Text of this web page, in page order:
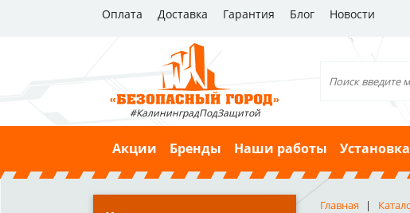
Оплата Доставка Гарантия Блог Новости
#КалининградПодЗащитой
Акции Бренды Наши работы
Главная